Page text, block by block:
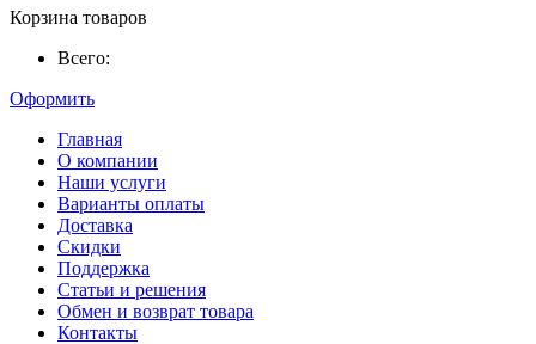
Корзина товаров
Всего:
Оформить
Главная
О компании
Наши услуги
Варианты оплаты
Доставка
Скидки
Поддержка
Статьи и решения
Обмен и возврат товара
Контакты